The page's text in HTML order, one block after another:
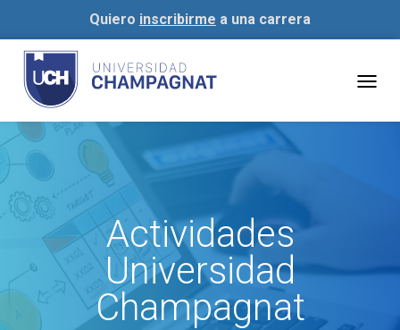
Quiero inscribirme a una carrera
Actividades
Universidad
Champagnat